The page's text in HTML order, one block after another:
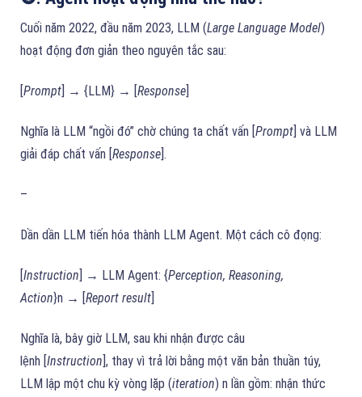
Cuối năm 2022, đầu năm 2023, LLM (Large Language Model)
hoạt động đơn giản theo nguyên tắc sau:
[Prompt] → {LLM} → [Response]
Nghĩa là LLM “ngồi đó” chờ chúng ta chất vấn [Prompt] và LLM
giải đáp chất vấn [Response].
–
Dần dần LLM tiến hóa thành LLM Agent. Một cách cô đọng:
[Instruction] → LLM Agent: {Perception, Reasoning,
Action}n → [Report result]
Nghĩa là, bây giờ LLM, sau khi nhận được câu
lệnh [Instruction], thay vì trả lời bằng một văn bản thuần túy,
LLM lập một chu kỳ vòng lặp (iteration) n lần gồm: nhận thức